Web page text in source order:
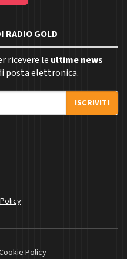
RADIO GOLD
ricevere le ultime news
posta elettronica.
ISCRIVITI
Policy